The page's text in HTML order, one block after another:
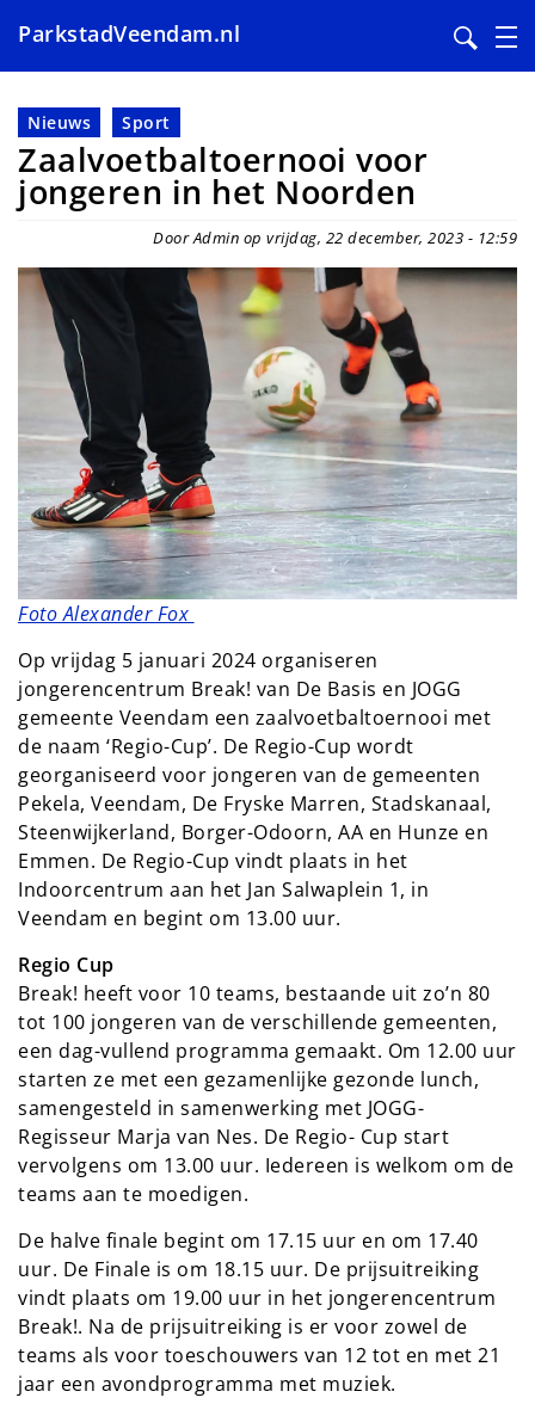
en
naar
de
inhoud
ParkstadVeendam.nl
Nieuws Sport
Zaalvoetbaltoernooi voor
jongeren in het Noorden
Door Admin op vrijdag, 22 december, 2023 - 12:59
Foto Alexander Fox
Op vrijdag 5 januari 2024 organiseren
jongerencentrum Break! van De Basis en JOGG
gemeente Veendam een zaalvoetbaltoernooi met
de naam ‘Regio-Cup’. De Regio-Cup wordt
georganiseerd voor jongeren van de gemeenten
Pekela, Veendam, De Fryske Marren, Stadskanaal,
Steenwijkerland, Borger-Odoorn, AA en Hunze en
Emmen. De Regio-Cup vindt plaats in het
Indoorcentrum aan het Jan Salwaplein 1, in
Veendam en begint om 13.00 uur.
Regio Cup
Break! heeft voor 10 teams, bestaande uit zo’n 80
tot 100 jongeren van de verschillende gemeenten,
een dag-vullend programma gemaakt. Om 12.00 uur
starten ze met een gezamenlijke gezonde lunch,
samengesteld in samenwerking met JOGG-
Regisseur Marja van Nes. De Regio- Cup start
vervolgens om 13.00 uur. Iedereen is welkom om de
teams aan te moedigen.
De halve finale begint om 17.15 uur en om 17.40
uur. De Finale is om 18.15 uur. De prijsuitreiking
vindt plaats om 19.00 uur in het jongerencentrum
Break!. Na de prijsuitreiking is er voor zowel de
teams als voor toeschouwers van 12 tot en met 21
jaar een avondprogramma met muziek.